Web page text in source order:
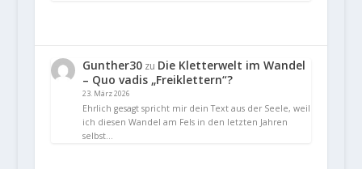
Gunther30zu Die Kletterwelt im Wandel
– Quo vadis „Freiklettern“?
23. März 2026
Ehrlich gesagt spricht mir dein Text aus der Seele, weil
ich diesen Wandel am Fels in den letzten Jahren
selbst…